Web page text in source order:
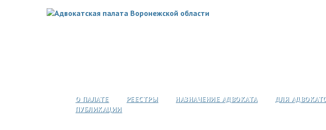
О ПАЛАТЕ РЕЕСТРЫ НАЗНАЧЕНИЕ АДВОКАТА ДЛЯ
ПУБЛИКАЦИИ